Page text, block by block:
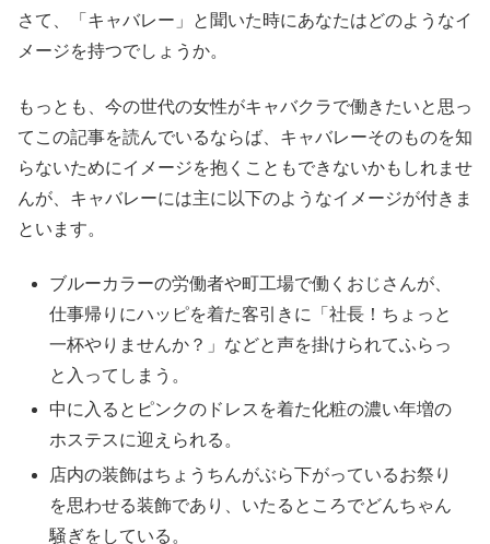
さて、「キャバレー」と聞いた時にあなたはどのようなイ
メージを持つでしょうか。
もっとも、今の世代の女性がキャバクラで働きたいと思っ
てこの記事を読んでいるならば、キャバレーそのものを知
らないためにイメージを抱くこともできないかもしれませ
んが、キャバレーには主に以下のようなイメージが付きま
といます。
ブルーカラーの労働者や町工場で働くおじさんが、
仕事帰りにハッピを着た客引きに「社長！ちょっと
一杯やりませんか？」などと声を掛けられてふらっ
と入ってしまう。
中に入るとピンクのドレスを着た化粧の濃い年増の
ホステスに迎えられる。
店内の装飾はちょうちんがぶら下がっているお祭り
を思わせる装飾であり、いたるところでどんちゃん
騒ぎをしている。